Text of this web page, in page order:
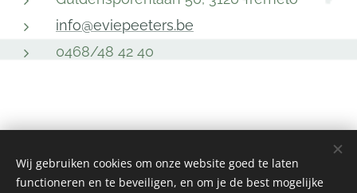
info@eviepeeters.be
0468/48 42 40
Dijlestraat 35A, 3140 Keerbergen
Wij gebruiken cookies om onze website goed te laten
functioneren en te beveiligen, en om je de best mogelijke